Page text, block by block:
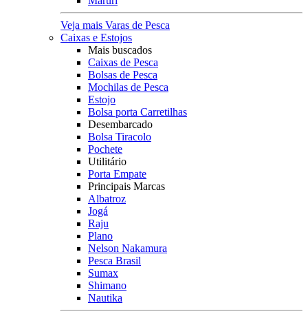
Veja mais Varas de Pesca
Caixas e Estojos
Mais buscados
Caixas de Pesca
Bolsas de Pesca
Mochilas de Pesca
Estojo
Bolsa porta Carretilhas
Desembarcado
Bolsa Tiracolo
Pochete
Utilitário
Porta Empate
Principais Marcas
Albatroz
Jogá
Raju
Plano
Nelson Nakamura
Pesca Brasil
Sumax
Shimano
Nautika